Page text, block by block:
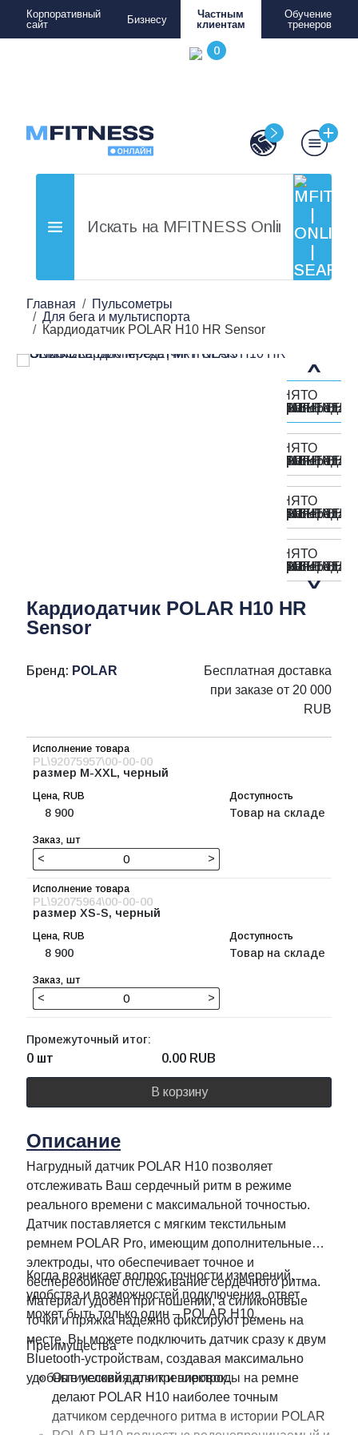
Корпоративный
сайт
Бизнесу
Частным
клиентам
Обучение
тренеров
Главная
Пульсометры
Для бега и мультиспорта
Кардиодатчик POLAR H10 HR Sensor
Кардиодатчик POLAR H10 HR
Sensor
Бренд: POLAR
Бесплатная доставка
при заказе от 20 000
RUB
PL\92075957\00-00-00
размер M-XXL, черный
8 900 Товар на складе
< >
PL\92075964\00-00-00
размер XS-S, черный
8 900 Товар на складе
< >
Промежуточный итог:
0 шт 0.00 RUB
В корзину
Описание
Нагрудный датчик POLAR H10 позволяет
отслеживать Ваш сердечный ритм в режиме
реального времени с максимальной точностью.
Датчик поставляется с мягким текстильным
ремнем POLAR Pro, имеющим дополнительные
электроды, что обеспечивает точное и
бесперебойное отслеживание сердечного ритма.
Материал удобен при ношении, а силиконовые
точки и пряжка надежно фиксируют ремень на
месте. Вы можете подключить датчик сразу к двум
Bluetooth-устройствам, создавая максимально
удобные условия для тренировок.
Когда возникает вопрос точности измерений,
удобства и возможностей подключения, ответ
может быть только один – POLAR H10.
Преимущества
Оптический датчик и электроды на ремне
делают POLAR H10 наиболее точным
датчиком сердечного ритма в истории POLAR